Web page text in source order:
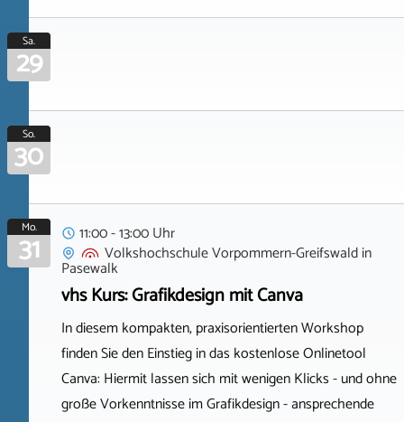
Sa.
29
So.
30
Mo.
31
11:00 - 13:00 Uhr
Volkshochschule Vorpommern-Greifswaldin
Pasewalk
vhs Kurs: Grafikdesign mit Canva
In diesem kompakten, praxisorientierten Workshop
finden Sie den Einstieg in das kostenlose Onlinetool
Canva: Hiermit lassen sich mit wenigen Klicks - und ohne
große Vorkenntnisse im Grafikdesign - ansprechende